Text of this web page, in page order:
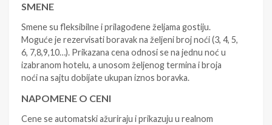
SMENE
Smene su fleksibilne i prilagođene željama gostiju.
Moguće je rezervisati boravak na željeni broj noći (3, 4, 5,
6, 7,8,9,10…). Prikazana cena odnosi se na jednu noć u
izabranom hotelu, a unosom željenog termina i broja
noći na sajtu dobijate ukupan iznos boravka.
NAPOMENE O CENI
Cene se automatski ažuriraju i prikazuju u realnom